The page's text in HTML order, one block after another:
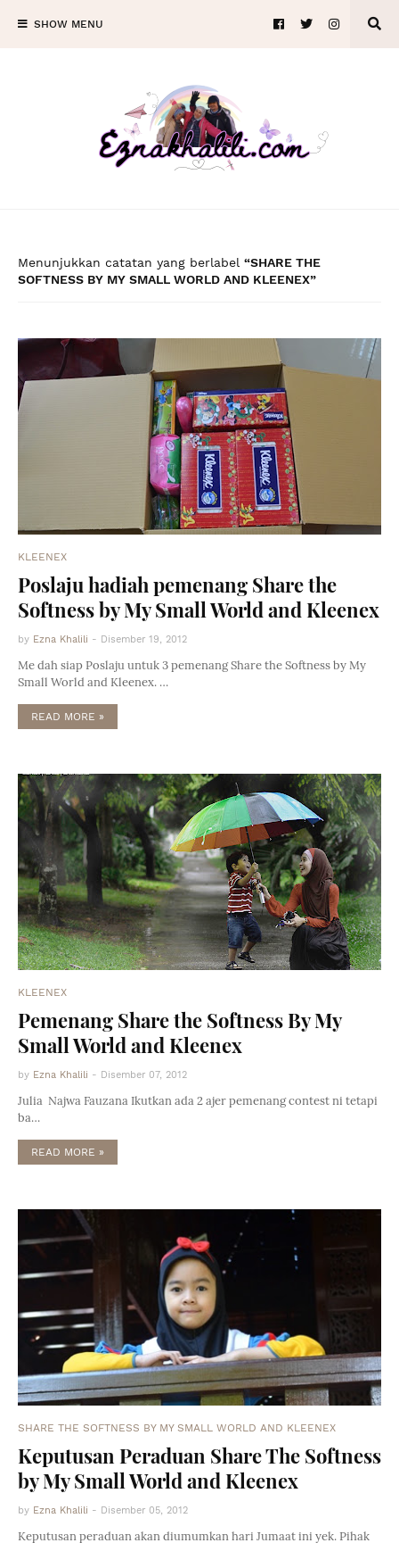
SHOW MENU
Menunjukkan catatan yang berlabel
SHARE THE
SOFTNESS BY MY SMALL WORLD AND KLEENEX
KLEENEX
Poslaju hadiah pemenang Share the
Softness by My Small World and Kleenex
by Ezna Khalili - Disember 19, 2012
Me dah siap Poslaju untuk 3 pemenang Share the Softness by My
Small World and Kleenex. …
READ MORE »
KLEENEX
Pemenang Share the Softness By My
Small World and Kleenex
by Ezna Khalili - Disember 07, 2012
Julia Najwa Fauzana Ikutkan ada 2 ajer pemenang contest ni tetapi
ba…
READ MORE »
SHARE THE SOFTNESS BY MY SMALL WORLD AND KLEENEX
Keputusan Peraduan Share The Softness
by My Small World and Kleenex
by Ezna Khalili - Disember 05, 2012
Keputusan peraduan akan diumumkan hari Jumaat ini yek. Pihak